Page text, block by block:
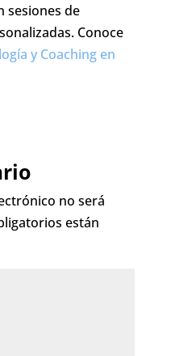
sesiones de
Conoce
y Coaching en
no será
están